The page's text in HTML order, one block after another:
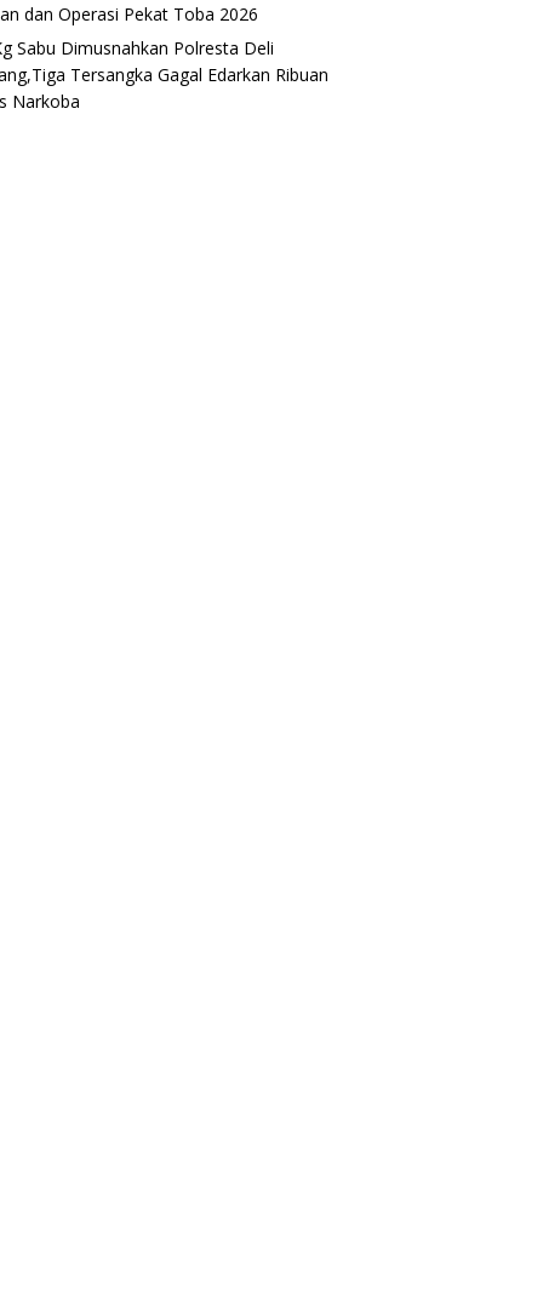
dan Operasi Pekat Toba 2026
Sabu Dimusnahkan Polresta Deli
Tersangka Gagal Edarkan Ribuan
Narkoba